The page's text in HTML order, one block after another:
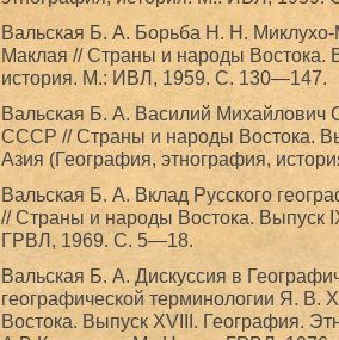
Вальская Б. А. Борьба Н. Н.
Маклая // Страны и народы Востока.
история. М.: ИВЛ, 1959. С. 130—147.
Вальская Б. А. Василий Михайлович
СССР // Страны и народы Востока.
Азия (География, этнография,
Вальская Б. А. Вклад Русского
// Страны и народы Востока.
ГРВЛ, 1969. С. 5—18.
Вальская Б. А. Дискуссия в
географической терминологии Я. В.
Востока. Выпуск XVIII. География.